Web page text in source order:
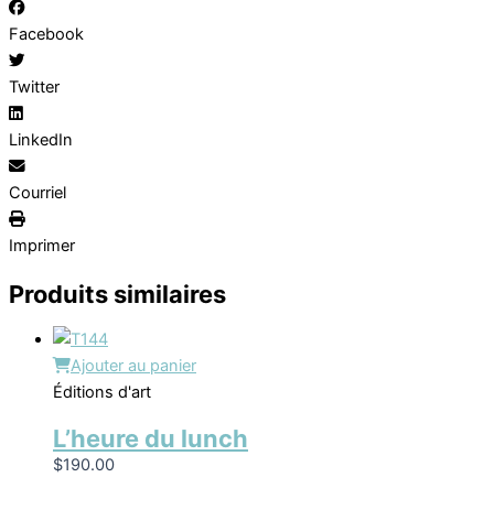
Facebook
Twitter
LinkedIn
Courriel
Imprimer
Produits similaires
Ajouter au panier
Éditions d'art
L’heure du lunch
$190.00